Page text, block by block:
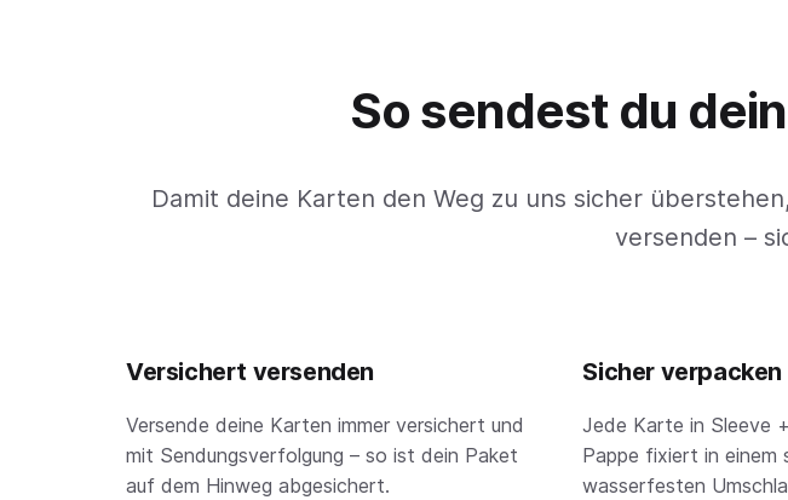
So sendest du
Damit deine Karten den Weg zu uns sicher
versenden –
Versichert versenden
Versende deine Karten immer versichert und
mit Sendungsverfolgung – so ist dein Paket
auf dem Hinweg abgesichert.
Sicher verpacken
Jede Karte in Sleeve
Pappe fixiert in einem
wasserfesten